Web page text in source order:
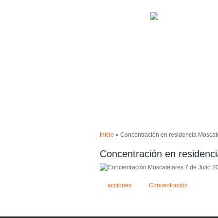
Inicio » Concentración en residencia
Concentración en
acciones Concentración